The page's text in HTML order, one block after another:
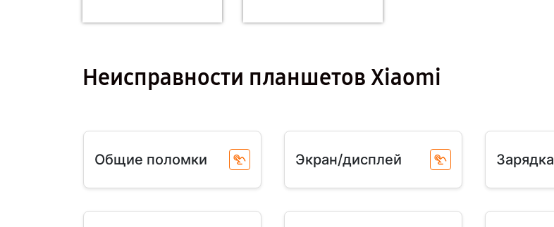
Неисправности планшетов Xiaomi
Общие поломки Экран/дисплей Зарядка